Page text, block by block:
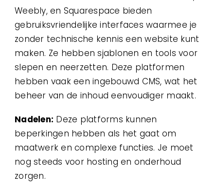
Weebly, en Squarespace bieden
gebruiksvriendelijke interfaces waarmee je
zonder technische kennis een website kunt
maken. Ze hebben sjablonen en tools voor
slepen en neerzetten. Deze platformen
hebben vaak een ingebouwd CMS, wat het
beheer van de inhoud eenvoudiger maakt.
Nadelen: Deze platforms kunnen
beperkingen hebben als het gaat om
maatwerk en complexe functies. Je moet
nog steeds voor hosting en onderhoud
zorgen.